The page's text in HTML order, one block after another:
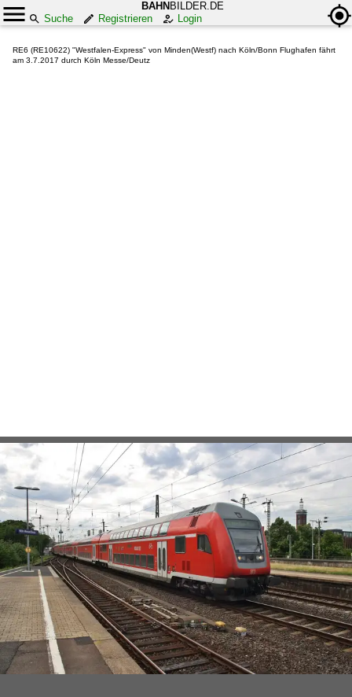
BAHN BILDER.DE
Suche
Registrieren Login
RE6 (RE10622) "Westfalen-Express" von Minden(Westf) nach Köln/Bonn Flughafen fährt
am 3.7.2017 durch Köln Messe/Deutz